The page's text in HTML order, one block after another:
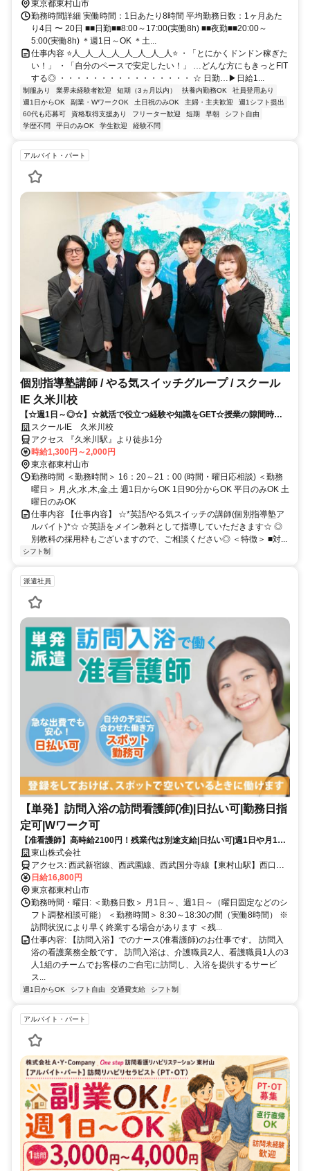
東京都東村山市
勤務時間詳細 実働時間：1日あたり8時間 平均勤務日数：1ヶ月あた
り4日 〜 20日 ■■日勤■■8:00～17:00(実働8h) ■■夜勤■■20:00～
5:00(実働8h) ＊週1日～OK ＊土...
仕事内容 ⭐人_人_人_人_人_人_人_人⭐ ・「とにかくドンドン稼ぎた
い！」 ・「自分のペースで安定したい！」 …どんな方にもきっとFIT
する◎ ・・・・・・・・・・・・・・・・ ☆ 日勤…▶日給1...
制服あり 業界未経験者歓迎 短期（3ヵ月以内） 扶養内勤務OK
社員登用あり
週1日からOK
副業・WワークOK 土日祝のみOK 主婦・主夫歓迎
週1シフト提出
60代も応募可
資格取得支援あり フリーター歓迎 短期 早朝
シフト自由
学歴不問
平日のみOK 学生歓迎 経験不問
アルバイト・パート
個別指導塾講師 / やる気スイッチグループ / スクール
IE 久米川校
【☆週1日～◎☆】☆就活で役立つ経験や知識をGET☆授業の隙間時間
に働ける！！
スクールIE 久米川校
アクセス 『久米川駅』より徒歩1分
時給1,300円～2,000円
東京都東村山市
勤務時間 ＜勤務時間＞ 16：20～21：00 (時間・曜日応相談) ＜勤務
曜日＞ 月,火,水,木,金,土 週1日からOK 1日90分からOK 平日のみOK 土
曜日のみOK
仕事内容 【仕事内容】 ☆*英語/やる気スイッチの講師(個別指導塾ア
ルバイト)*☆ ☆英語をメイン教科として指導していただきます☆ ◎
別教科の採用枠もございますので、ご相談ください◎ ＜特徴＞ ■対...
シフト制
派遣社員
【単発】訪問入浴の訪問看護師(准)|日払い可|勤務日指
定可|Wワーク可
【准看護師】高時給2100円！残業代は別途支給|日払い可|週1日や月1回
～の単発勤務OK|即日勤務可能|1日8hのスポットワーク【東村山駅】
(17954-39-10)
東山株式会社
アクセス: 西武新宿線、西武園線、西武国分寺線【東村山駅】西口か
ら徒歩9分
日給16,800円
東京都東村山市
勤務時間・曜日: ＜勤務日数＞ 月1日～、週1日～（曜日固定などのシ
フト調整相談可能） ＜勤務時間＞ 8:30～18:30の間（実働8時間） ※
訪問状況により早く終業する場合があります ＜残...
仕事内容: 【訪問入浴】でのナース(准看護師)のお仕事です。 訪問入
浴の看護業務全般です。 訪問入浴は、介護職員2人、看護職員1人の3
人1組のチームでお客様のご自宅に訪問し、入浴を提供するサービ
ス...
週1日からOK シフト自由 交通費支給 シフト制
アルバイト・パート